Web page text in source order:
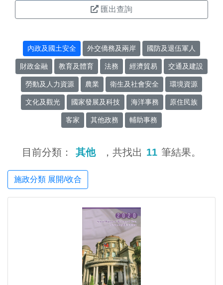
匯出查詢
內政及國土安全 外交僑務及兩岸 國防及退伍軍人
財政金融 教育及體育 法務 經濟貿易 交通及建設
勞動及人力資源 農業 衛生及社會安全 環境資源
文化及觀光 國家發展及科技 海洋事務 原住民族
客家 其他政務 輔助事務
目前分類： 其他 ，共找出 11 筆結果。
施政分類 展開/收合